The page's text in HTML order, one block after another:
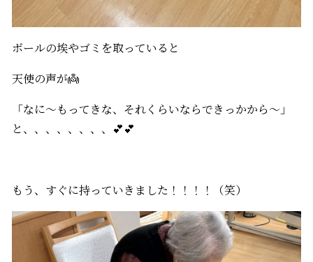
ボールの埃やゴミを取っていると
天使の声が👼
「なに～もってきな、それくらいならできっかから～」
と、、、、、、、、💕💕
もう、すぐに持っていきました！！！！（笑）